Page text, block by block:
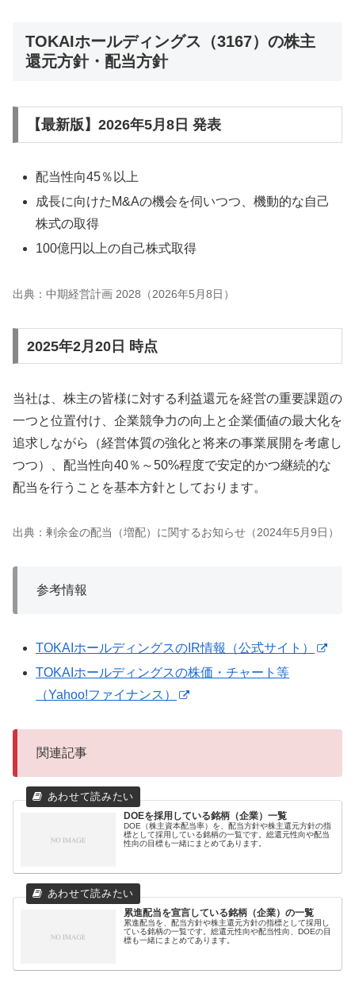
TOKAIホールディングス（3167）の株主
還元方針・配当方針
【最新版】2026年5月8日 発表
配当性向45％以上
成長に向けたM&Aの機会を伺いつつ、機動的な自己
株式の取得
100億円以上の自己株式取得
出典：中期経営計画 2028（2026年5月8日）
2025年2月20日 時点
当社は、株主の皆様に対する利益還元を経営の重要課題の
一つと位置付け、企業競争力の向上と企業価値の最大化を
追求しながら（経営体質の強化と将来の事業展開を考慮し
つつ）、配当性向40％～50%程度で安定的かつ継続的な
配当を行うことを基本方針としております。
出典：剰余金の配当（増配）に関するお知らせ（2024年5月9日）
参考情報
TOKAIホールディングスのIR情報（公式サイト）
TOKAIホールディングスの株価・チャート等
（Yahoo!ファイナンス）
関連記事
DOEを採用している銘柄（企業）一覧
DOE（株主資本配当率）を、配当方針や株主還元方針の指
標として採用している銘柄の一覧です。総還元性向や配当
性向の目標も一緒にまとめてあります。
累進配当を宣言している銘柄（企業）の一覧
累進配当を、配当方針や株主還元方針の指標として採用し
ている銘柄の一覧です。総還元性向や配当性向、DOEの目
標も一緒にまとめてあります。